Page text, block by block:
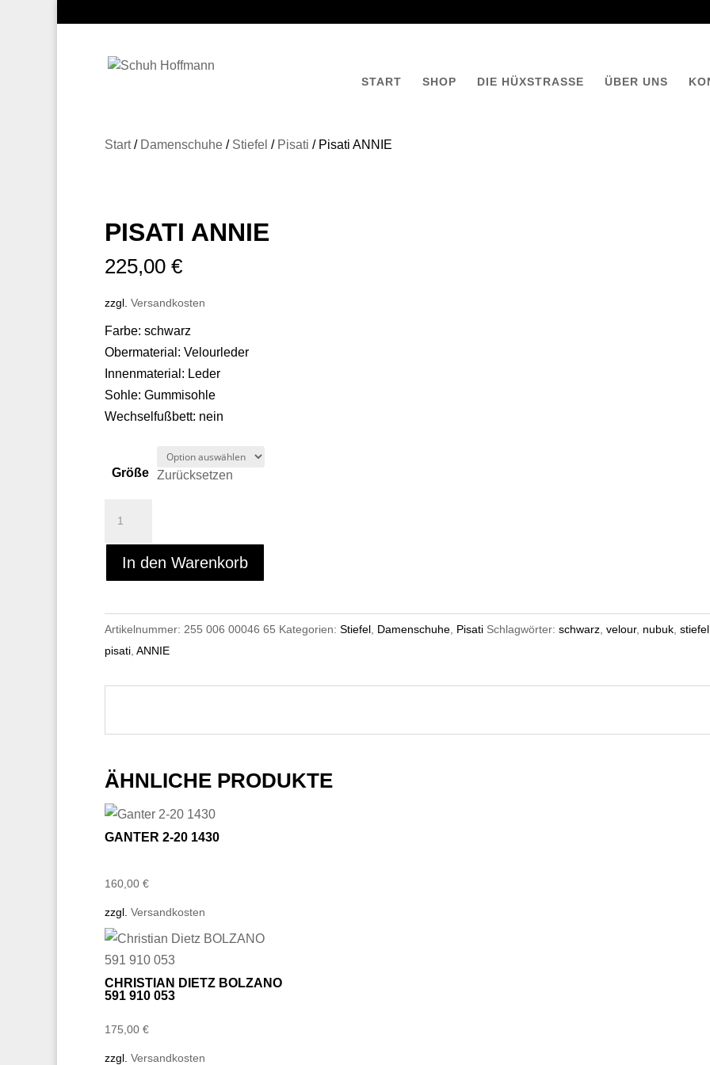
START SHOP DIE HÜXSTRASSE ÜBER UNS
Start/ Damenschuhe / Stiefel / Pisati / Pisati ANNIE
PISATI ANNIE
225,00 €
zzgl. Versandkosten
Farbe: schwarz
Obermaterial: Velourleder
Innenmaterial: Leder
Sohle: Gummisohle
Wechselfußbett: nein
Größe Zurücksetzen
In den Warenkorb
Artikelnummer: 255 006 00046 65 Kategorien: Stiefel Damenschuhe Pisati Schlagwörter: schwarz velour, nubuk stiefel
pisati ANNIE
ÄHNLICHE PRODUKTE
GANTER 2-20 1430
160,00 €
zzgl. Versandkosten
CHRISTIAN DIETZ BOLZANO
591 910 053
175,00 €
zzgl. Versandkosten